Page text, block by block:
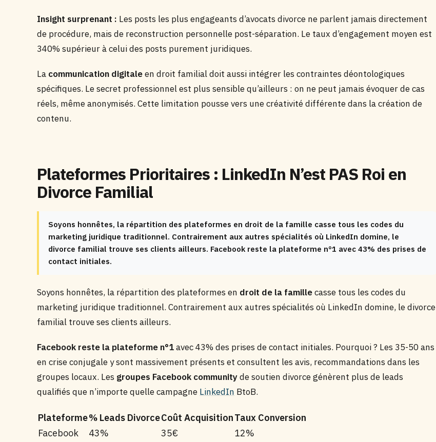
Insight surprenant : Les posts les plus engageants d’avocats divorce ne parlent jamais directement
de procédure, mais de reconstruction personnelle post-séparation. Le taux d’engagement moyen est
340% supérieur à celui des posts purement juridiques.
La communication digitaleen droit familial doit aussi intégrer les contraintes déontologiques
spécifiques. Le secret professionnel est plus sensible qu’ailleurs : on ne peut jamais évoquer de cas
réels, même anonymisés. Cette limitation pousse vers une créativité différente dans la création de
contenu.
Plateformes Prioritaires : LinkedIn N’est PAS Roi en
Divorce Familial
Soyons honnêtes, la répartition des plateformes en droit de la famille casse tous les codes du
marketing juridique traditionnel. Contrairement aux autres spécialités où LinkedIn domine, le
divorce familial trouve ses clients ailleurs. Facebook reste la plateforme n°1 avec 43% des prises de
contact initiales.
Soyons honnêtes, la répartition des plateformes en droit de la famillecasse tous les codes du
marketing juridique traditionnel. Contrairement aux autres spécialités où LinkedIn domine, le divorce
familial trouve ses clients ailleurs.
Facebook reste la plateforme n°1avec 43% des prises de contact initiales. Pourquoi ? Les 35-50 ans
en crise conjugale y sont massivement présents et consultent les avis, recommandations dans les
groupes locaux. Les groupes Facebook communityde soutien divorce génèrent plus de leads
qualifiés que n’importe quelle campagne LinkedIn BtoB.
Plateforme% Leads DivorceCoût AcquisitionTaux Conversion
Facebook
43% 35€
12%